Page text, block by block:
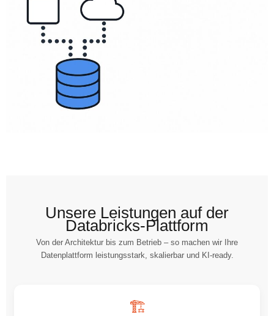
Unsere Leistungen auf der
Databricks-Plattform
Von der Architektur bis zum Betrieb – so machen wir Ihre
Datenplattform leistungsstark, skalierbar und KI-ready.
🏗️